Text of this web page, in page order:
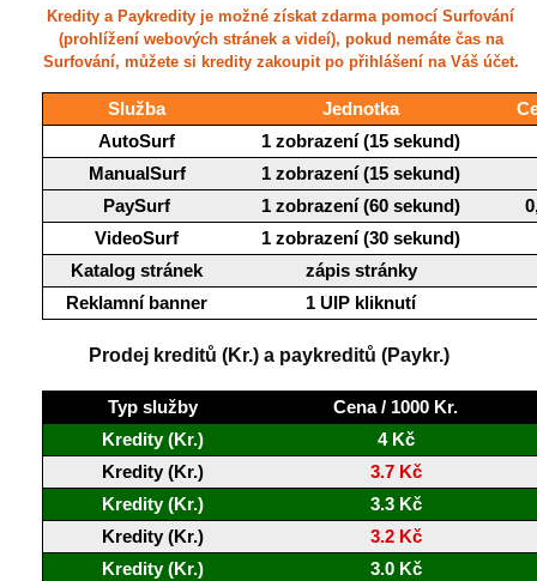
Kredity a Paykredity je možné získat zdarma pomocí Surfování
(prohlížení webových stránek a videí), pokud nemáte čas na
Surfování, můžete si kredity zakoupit po přihlášení na Váš účet.
Služba Jednotka
AutoSurf
1 zobrazení (15 sekund)
ManualSurf
1 zobrazení (15 sekund)
PaySurf
1 zobrazení (60 sekund)
VideoSurf
1 zobrazení (30 sekund)
Katalog stránek
zápis stránky
Reklamní banner
1 UIP kliknutí
Prodej kreditů (Kr.) a paykreditů (Paykr.)
Typ služby
Cena / 1000 Kr.
Kredity (Kr.)
4 Kč
Kredity (Kr.)
3.7 Kč
Kredity (Kr.)
3.3 Kč
Kredity (Kr.)
3.2 Kč
Kredity (Kr.)
3.0 Kč